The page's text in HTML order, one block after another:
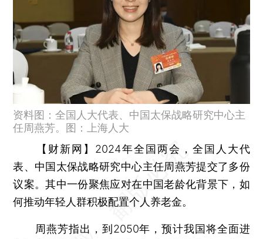
资料图：全国人大代表、中国太保战略研究中心主
任周燕芳。图：上海人大
【财新网】 2024年全国两会，全国人大代
表、中国太保战略研究中心主任周燕芳提交了多份
议案。其中一份聚焦应对在中国老龄化背景下，如
何推动年轻人群积极配置个人养老金。
周燕芳指出，到2050年，预计我国将全面进